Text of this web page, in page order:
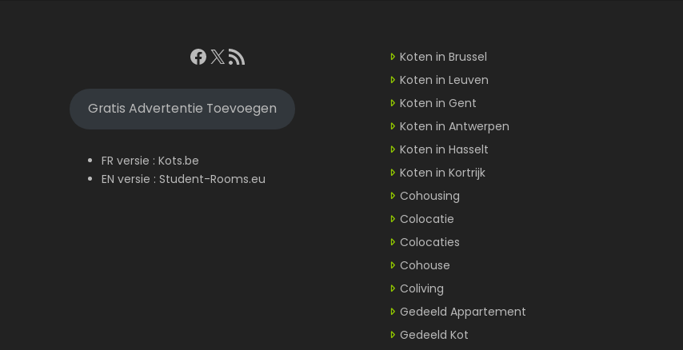
Facebook
X RSS feed
Gratis Advertentie Toevoegen
FR versie : Kots.be
EN versie : Student-Rooms.eu
Koten in Brussel
Koten in Leuven
Koten in Gent
Koten in Antwerpen
Koten in Hasselt
Koten in Kortrijk
Cohousing
Colocatie
Colocaties
Cohouse
Coliving
Gedeeld Appartement
Gedeeld Kot